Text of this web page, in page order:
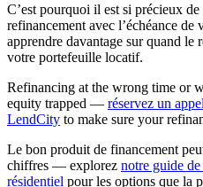
C’est pourquoi il est si précieux
refinancement avec l’échéance de
apprendre davantage sur quand
votre portefeuille locatif.
Refinancing at the wrong time or
equity trapped — réservez un
LendCity to make sure your
Le bon produit de financement
chiffres — explorez notre guide
résidentiel pour les options que la